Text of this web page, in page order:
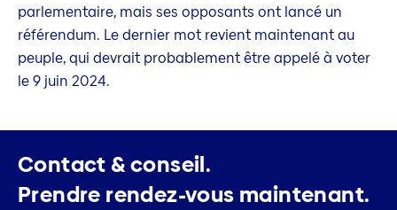
parlementaire, mais ses opposants ont lancé un
référendum. Le dernier mot revient maintenant au
peuple, qui devrait probablement être appelé à voter
le 9 juin 2024.
Contact & conseil.
Prendre rendez-vous maintenant.